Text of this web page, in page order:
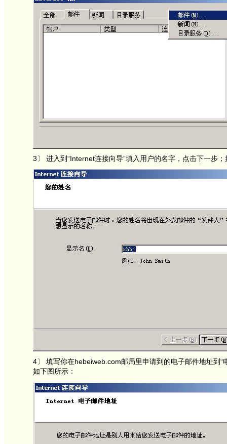
3〕 进入到“Internet连接向导”填入用户的名字，点击下一步
4〕 填写你在hebeiweb.com邮局里申请到的电子邮件地址到“
如下图所示：